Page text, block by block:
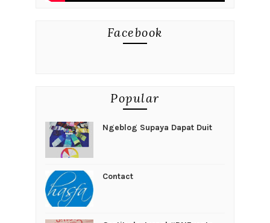
Facebook
Popular
Ngeblog Supaya Dapat Duit
Contact